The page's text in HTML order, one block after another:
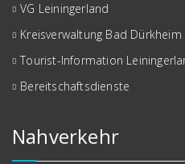
VG Leiningerland
Kreisverwaltung Bad Dürkheim
Tourist-Information
Bereitschaftsdienste
Nahverkehr